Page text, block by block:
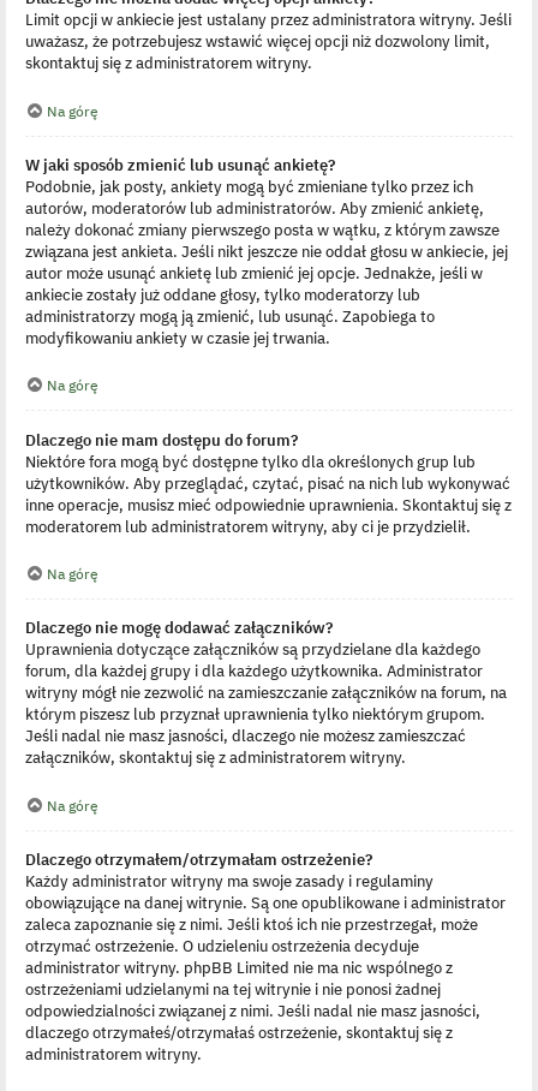
Limit opcji w ankiecie jest ustalany przez administratora witryny. Jeśli
uważasz, że potrzebujesz wstawić więcej opcji niż dozwolony limit,
skontaktuj się z administratorem witryny.
Na górę
W jaki sposób zmienić lub usunąć ankietę?
Podobnie, jak posty, ankiety mogą być zmieniane tylko przez ich
autorów, moderatorów lub administratorów. Aby zmienić ankietę,
należy dokonać zmiany pierwszego posta w wątku, z którym zawsze
związana jest ankieta. Jeśli nikt jeszcze nie oddał głosu w ankiecie, jej
autor może usunąć ankietę lub zmienić jej opcje. Jednakże, jeśli w
ankiecie zostały już oddane głosy, tylko moderatorzy lub
administratorzy mogą ją zmienić, lub usunąć. Zapobiega to
modyfikowaniu ankiety w czasie jej trwania.
Na górę
Dlaczego nie mam dostępu do forum?
Niektóre fora mogą być dostępne tylko dla określonych grup lub
użytkowników. Aby przeglądać, czytać, pisać na nich lub wykonywać
inne operacje, musisz mieć odpowiednie uprawnienia. Skontaktuj się z
moderatorem lub administratorem witryny, aby ci je przydzielił.
Na górę
Dlaczego nie mogę dodawać załączników?
Uprawnienia dotyczące załączników są przydzielane dla każdego
forum, dla każdej grupy i dla każdego użytkownika. Administrator
witryny mógł nie zezwolić na zamieszczanie załączników na forum, na
którym piszesz lub przyznał uprawnienia tylko niektórym grupom.
Jeśli nadal nie masz jasności, dlaczego nie możesz zamieszczać
załączników, skontaktuj się z administratorem witryny.
Na górę
Dlaczego otrzymałem/otrzymałam ostrzeżenie?
Każdy administrator witryny ma swoje zasady i regulaminy
obowiązujące na danej witrynie. Są one opublikowane i administrator
zaleca zapoznanie się z nimi. Jeśli ktoś ich nie przestrzegał, może
otrzymać ostrzeżenie. O udzieleniu ostrzeżenia decyduje
administrator witryny. phpBB Limited nie ma nic wspólnego z
ostrzeżeniami udzielanymi na tej witrynie i nie ponosi żadnej
odpowiedzialności związanej z nimi. Jeśli nadal nie masz jasności,
dlaczego otrzymałeś/otrzymałaś ostrzeżenie, skontaktuj się z
administratorem witryny.